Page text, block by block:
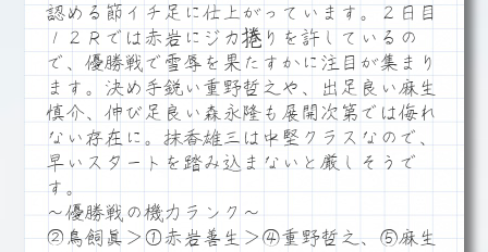
認める節イチ足に仕上がっています。２日目
１２Ｒでは赤岩にジカ捲りを許しているの
で、優勝戦で雪辱を果たすかに注目が集まり
ます。決め手鋭い重野哲之や、出足良い麻生
慎介、伸び足良い森永隆も展開次第では侮れ
ない存在に。抹香雄三は中堅クラスなので、
早いスタートを踏み込まないと厳しそうで
す。
～優勝戦の機力ランク～
②鳥飼眞＞①赤岩善生＞④重野哲之、⑤麻生